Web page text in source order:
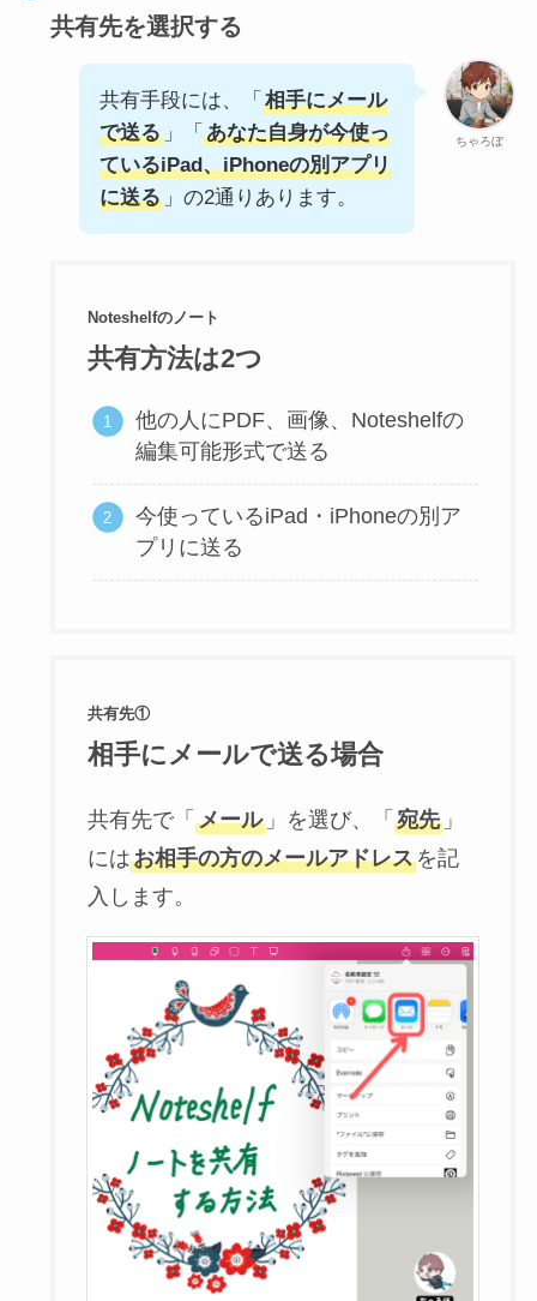
共有先を選択する
ちゃろぼ
共有手段には、「 相手にメール
で送る」「 あなた自身が今使っ
ているiPad、iPhoneの別アプリ
に送る」の2通りあります。
Noteshelfのノート
共有方法は2つ
他の人にPDF、画像、Noteshelfの
編集可能形式で送る
今使っているiPad・iPhoneの別ア
プリに送る
共有先①
相手にメールで送る場合
共有先で「 メール」を選び、「 宛先」
にはお相手の方のメールアドレスを記
入します。